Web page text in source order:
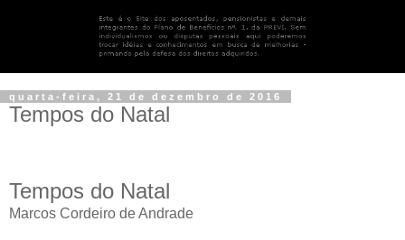
quarta-feira, 21 de dezembro de 2016
Tempos do Natal
Tempos do Natal
Marcos Cordeiro de Andrade